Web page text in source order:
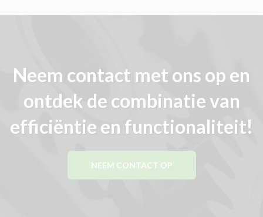
Neem contact met ons op en
ontdek de combinatie van
efficiëntie en functionaliteit!
NEEM CONTACT OP